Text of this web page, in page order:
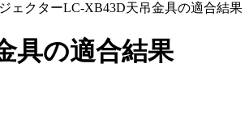
ェクターLC-XB43D天吊金具の適合結果
具の適合結果